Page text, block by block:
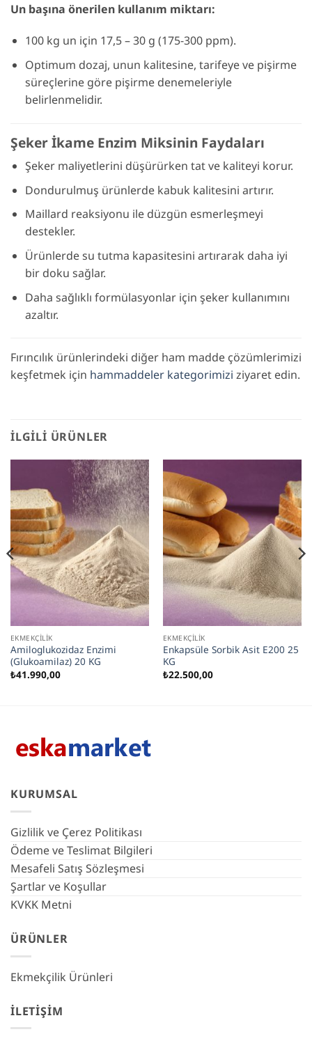
Un başına önerilen kullanım miktarı:
100 kg un için 17,5 – 30 g (175-300 ppm).
Optimum dozaj, unun kalitesine, tarifeye ve pişirme
süreçlerine göre pişirme denemeleriyle
belirlenmelidir.
Şeker İkame Enzim Miksinin Faydaları
Şeker maliyetlerini düşürürken tat ve kaliteyi korur.
Dondurulmuş ürünlerde kabuk kalitesini artırır.
Maillard reaksiyonu ile düzgün esmerleşmeyi
destekler.
Ürünlerde su tutma kapasitesini artırarak daha iyi
bir doku sağlar.
Daha sağlıklı formülasyonlar için şeker kullanımını
azaltır.
Fırıncılık ürünlerindeki diğer ham madde çözümlerimizi
keşfetmek için hammaddeler kategorimizi ziyaret edin.
İLGILI ÜRÜNLER
EKMEKÇILIK
Amiloglukozidaz Enzimi
(Glukoamilaz) 20 KG
₺41.990,00
EKMEKÇILIK
Enkapsüle Sorbik Asit E200 25
KG
₺22.500,00
KURUMSAL
Gizlilik ve Çerez Politikası
Ödeme ve Teslimat Bilgileri
Mesafeli Satış Sözleşmesi
Şartlar ve Koşullar
KVKK Metni
ÜRÜNLER
Ekmekçilik Ürünleri
İLETIŞIM